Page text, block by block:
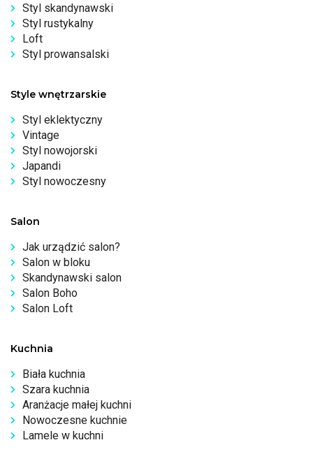
Styl skandynawski
Styl rustykalny
Loft
Styl prowansalski
Style wnętrzarskie
Styl eklektyczny
Vintage
Styl nowojorski
Japandi
Styl nowoczesny
Salon
Jak urządzić salon?
Salon w bloku
Skandynawski salon
Salon Boho
Salon Loft
Kuchnia
Biała kuchnia
Szara kuchnia
Aranżacje małej kuchni
Nowoczesne kuchnie
Lamele w kuchni